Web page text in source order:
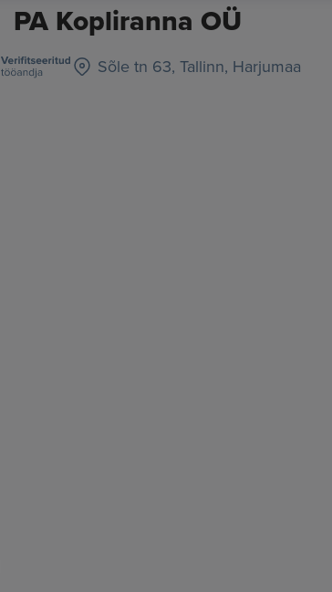
PA Kopliranna OÜ
Sõle tn 63, Tallinn, Harjumaa